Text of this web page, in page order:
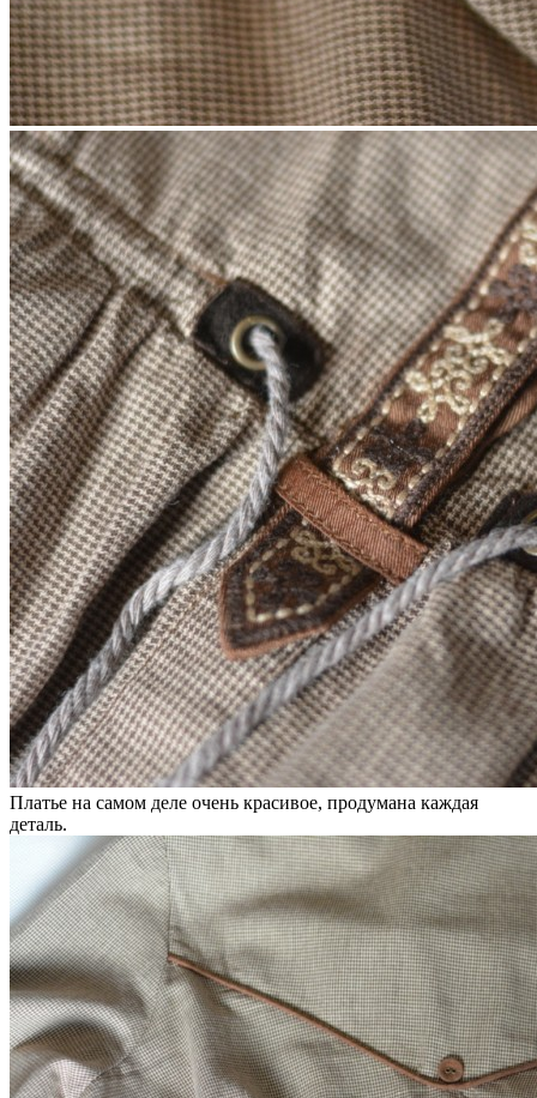
Платье на самом деле очень красивое, продумана каждая
деталь.